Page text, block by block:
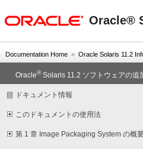
Oracle®
Documentation Home » Oracle Solaris 11.2
Oracle®Solaris 11.2 ソフトウェアの追
ドキュメント情報
このドキュメントの使用法
第 1 章 Image Packaging System の概